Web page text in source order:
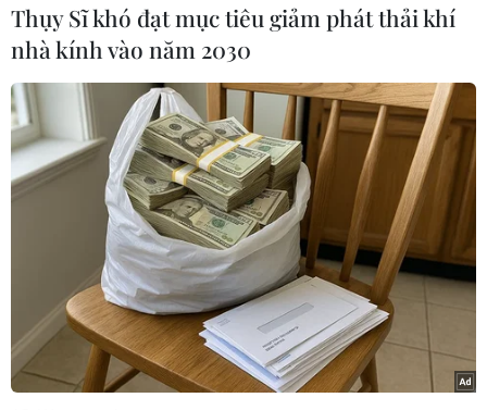
Thụy Sĩ khó đạt mục tiêu giảm phát thải khí
nhà kính vào năm 2030